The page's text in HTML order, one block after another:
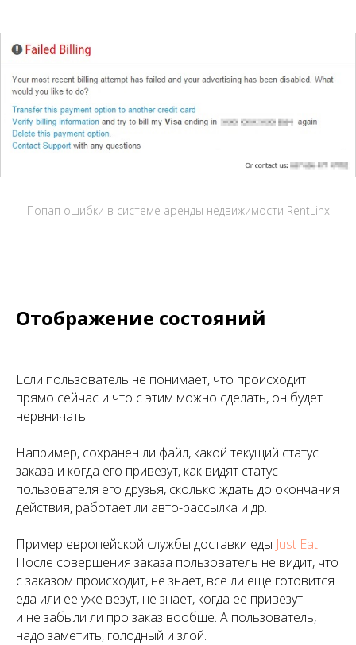
Попап ошибки в системе аренды недвижимости RentLinx
Отображение состояний
Если пользователь не понимает, что происходит
прямо сейчас и что с этим можно сделать, он будет
нервничать.
Например, сохранен ли файл, какой текущий статус
заказа и когда его привезут, как видят статус
пользователя его друзья, сколько ждать до окончания
действия, работает ли авто-рассылка и др.
Пример европейской службы доставки еды Just Eat.
После совершения заказа пользователь не видит, что
с заказом происходит, не знает, все ли еще готовится
еда или ее уже везут, не знает, когда ее привезут
и не забыли ли про заказ вообще. А пользователь,
надо заметить, голодный и злой.